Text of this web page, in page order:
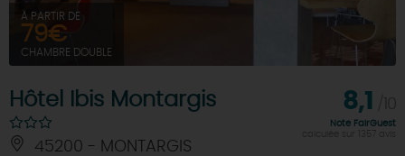
À PARTIR DE
79€
CHAMBRE DOUBLE
Hôtel Ibis Montargis
45200 - MONTARGIS
8,1
Note FairGuest
calculée sur 1357 avis